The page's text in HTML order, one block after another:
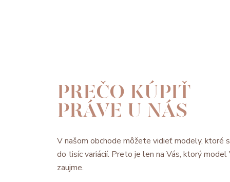
PREČO KÚPIŤ
PRÁVE U NÁS
V našom obchode môžete vidieť modely, ktoré
do tisíc variácií. Preto je len na Vás, ktorý model
zaujme.